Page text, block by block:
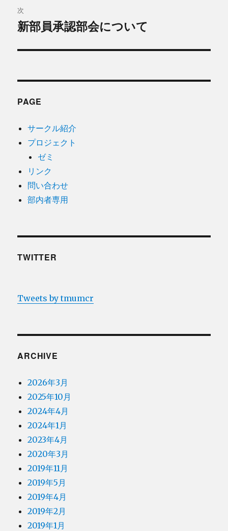
ビ
ゲ
ー
投
稿:
次
次
投
新部員承認部会について
PAGE
サークル紹介
プロジェクト
ゼミ
リンク
問い合わせ
部内者専用
TWITTER
Tweets by tmumcr
ARCHIVE
2026年3月
2025年10月
2024年4月
2024年1月
2023年4月
2020年3月
2019年11月
2019年5月
2019年4月
2019年2月
2019年1月